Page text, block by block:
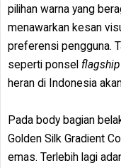
pilihan warna yang
menawarkan kesan
preferensi pengguna.
seperti ponsel flagship
heran di Indonesia
Pada body bagian
Golden Silk Gradient
emas. Terlebih lagi